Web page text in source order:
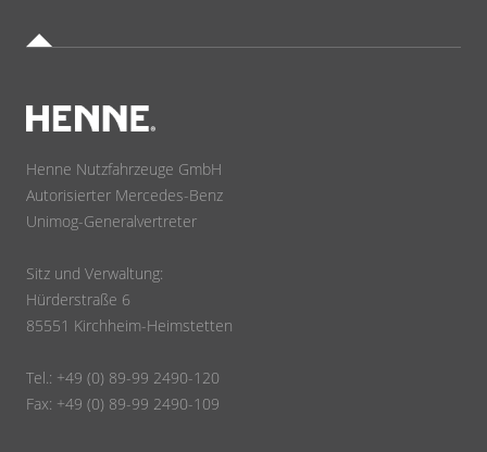
Henne Nutzfahrzeuge GmbH
Autorisierter Mercedes-Benz
Unimog-Generalvertreter
Sitz und Verwaltung:
Hürderstraße 6
85551 Kirchheim-Heimstetten
Tel.: +49 (0) 89-99 2490-120
Fax: +49 (0) 89-99 2490-109